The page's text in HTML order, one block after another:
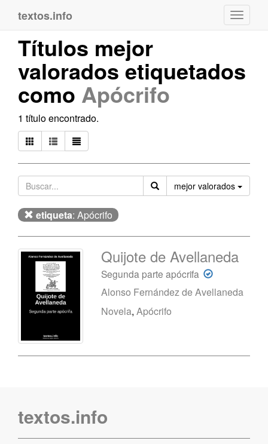
textos.info
Títulos mejor
valorados etiquetados
como Apócrifo
1 título encontrado.
mejor valorados
etiqueta: Apócrifo
Quijote de Avellaneda
Segunda parte apócrifa
Alonso Fernández de Avellaneda
Novela,Apócrifo
textos.info